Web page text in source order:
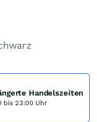
Handelszeiten
bis 23:00 Uhr